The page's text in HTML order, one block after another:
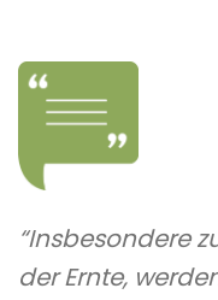
“Insbesondere
der Ernte,